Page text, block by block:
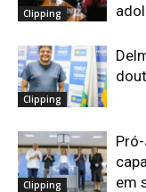
Clipping
Clipping
Clipping
em